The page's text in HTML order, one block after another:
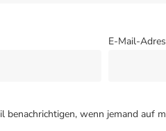
E-Mail-
benachrichtigen, wenn jemand auf